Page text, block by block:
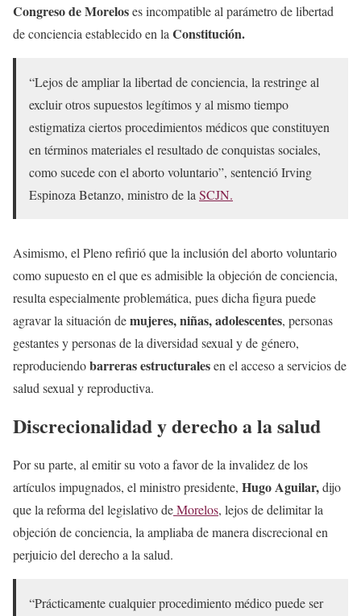
Congreso de Moreloses incompatible al parámetro de libertad
de conciencia establecido en la Constitución.
“Lejos de ampliar la libertad de conciencia, la restringe al
excluir otros supuestos legítimos y al mismo tiempo
estigmatiza ciertos procedimientos médicos que constituyen
en términos materiales el resultado de conquistas sociales,
como sucede con el aborto voluntario”, sentenció Irving
Espinoza Betanzo, ministro de la SCJN.
Asimismo, el Pleno refirió que la inclusión del aborto voluntario
como supuesto en el que es admisible la objeción de conciencia,
resulta especialmente problemática, pues dicha figura puede
agravar la situación demujeres, niñas, adolescentes, personas
gestantes y personas de la diversidad sexual y de género,
reproduciendobarreras estructuralesen el acceso a servicios de
salud sexual y reproductiva.
Discrecionalidad y derecho a la salud
Por su parte, al emitir su voto a favor de la invalidez de los
artículos impugnados, el ministro presidente, Hugo Aguilar,dijo
que la reforma del legislativo deMorelos, lejos de delimitar la
objeción de conciencia, la ampliaba de manera discrecional en
perjuicio del derecho a la salud.
“Prácticamente cualquier procedimiento médico puede ser